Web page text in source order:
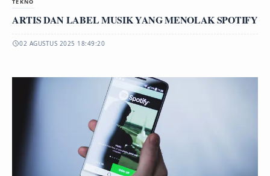
ARTIS DAN LABEL MUSIK YANG MENOLAK SPOTIFY
02 AGUSTUS 2025 18:49:20